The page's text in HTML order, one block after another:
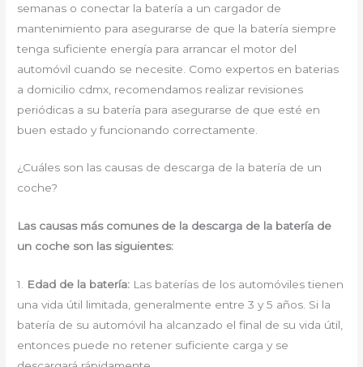
semanas o conectar la batería a un cargador de
mantenimiento para asegurarse de que la batería siempre
tenga suficiente energía para arrancar el motor del
automóvil cuando se necesite. Como expertos en baterias
a domicilio cdmx, recomendamos realizar revisiones
periódicas a su batería para asegurarse de que esté en
buen estado y funcionando correctamente.
¿Cuáles son las causas de descarga de la batería de un
coche?
Las causas más comunes de la descarga de la batería de
un coche son las siguientes:
1. Edad de la batería: Las baterías de los automóviles tienen
una vida útil limitada, generalmente entre 3 y 5 años. Si la
batería de su automóvil ha alcanzado el final de su vida útil,
entonces puede no retener suficiente carga y se